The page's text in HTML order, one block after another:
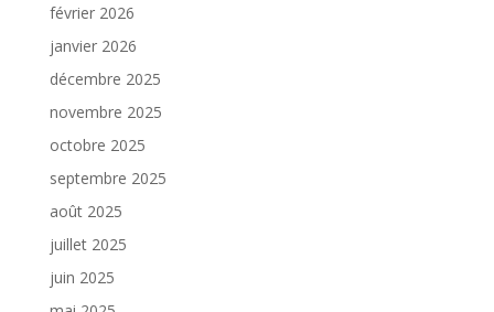
février 2026
janvier 2026
décembre 2025
novembre 2025
octobre 2025
septembre 2025
août 2025
juillet 2025
juin 2025